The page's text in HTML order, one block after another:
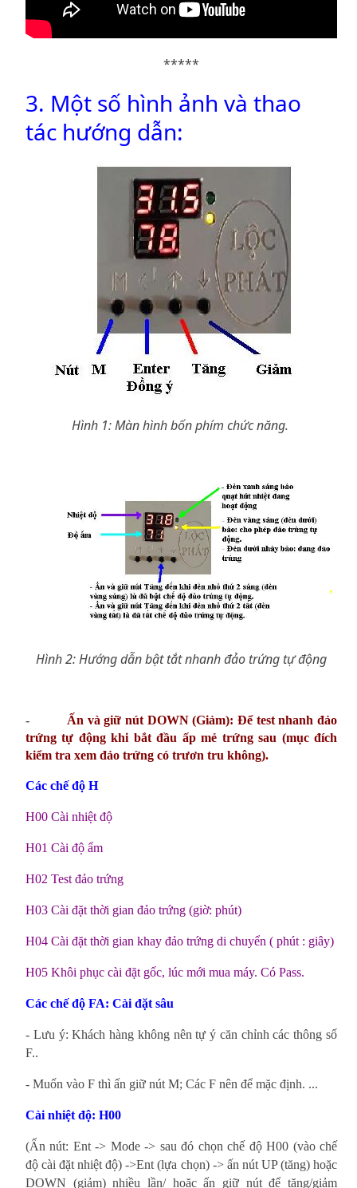
*****
3. Một số hình ảnh và thao
tác hướng dẫn:
Hình 1: Màn hình bốn phím chức năng.
Hình 2: Hướng dẫn bật tắt nhanh đảo trứng tự động
-
Ấn và giữ nút DOWN (Giảm): Để test nhanh đảo
trứng tự động khi bắt đầu ấp mẻ trứng sau (mục đích
kiểm tra xem đảo trứng có trươn tru không).
Các chế độ H
H00 Cài nhiệt độ
H01 Cài độ ẩm
H02 Test đảo trứng
H03 Cài đặt thời gian đảo trứng (giờ: phút)
H04 Cài đặt thời gian khay đảo trứng di chuyển ( phút : giây)
H05 Khôi phục cài đặt gốc, lúc mới mua máy. Có Pass.
Các chế độ FA: Cài đặt sâu
- Lưu ý: Khách hàng không nên tự ý căn chỉnh các thông số
F..
- Muốn vào F thì ấn giữ nút M; Các F nên để mặc định. ...
Cài nhiệt độ: H00
(Ấn nút: Ent -> Mode -> sau đó chọn chế độ H00 (vào chế
độ cài đặt nhiệt độ) ->Ent (lựa chọn) -> ấn nút UP (tăng) hoặc
DOWN (giảm) nhiều lần/ hoặc ấn giữ nút để tăng/giảm